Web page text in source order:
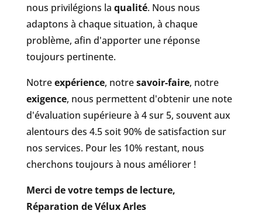
nous privilégions la qualité. Nous nous
adaptons à chaque situation, à chaque
problème, afin d'apporter une réponse
toujours pertinente.
Notreexpérience, notresavoir-faire, notre
exigence, nous permettent d'obtenir une note
d'évaluation supérieure à 4 sur 5, souvent aux
alentours des 4.5 soit 90% de satisfaction sur
nos services. Pour les 10% restant, nous
cherchons toujours à nous améliorer !
Merci de votre temps de lecture,
Réparation de Vélux Arles